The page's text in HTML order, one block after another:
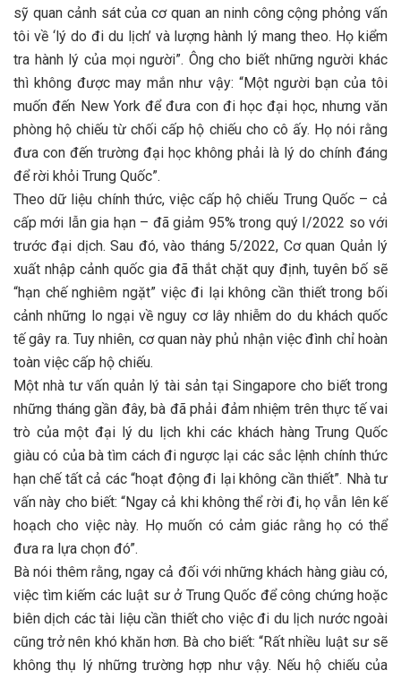
sỹ quan cảnh sát của cơ quan an ninh công cộng phỏng vấn
tôi về ‘lý do đi du lịch’ và lượng hành lý mang theo. Họ kiểm
tra hành lý của mọi người”. Ông cho biết những người khác
thì không được may mắn như vậy: “Một người bạn của tôi
muốn đến New York để đưa con đi học đại học, nhưng văn
phòng hộ chiếu từ chối cấp hộ chiếu cho cô ấy. Họ nói rằng
đưa con đến trường đại học không phải là lý do chính đáng
để rời khỏi Trung Quốc”.
Theo dữ liệu chính thức, việc cấp hộ chiếu Trung Quốc – cả
cấp mới lẫn gia hạn – đã giảm 95% trong quý I/2022 so với
trước đại dịch. Sau đó, vào tháng 5/2022, Cơ quan Quản lý
xuất nhập cảnh quốc gia đã thắt chặt quy định, tuyên bố sẽ
“hạn chế nghiêm ngặt” việc đi lại không cần thiết trong bối
cảnh những lo ngại về nguy cơ lây nhiễm do du khách quốc
tế gây ra. Tuy nhiên, cơ quan này phủ nhận việc đình chỉ hoàn
toàn việc cấp hộ chiếu.
Một nhà tư vấn quản lý tài sản tại Singapore cho biết trong
những tháng gần đây, bà đã phải đảm nhiệm trên thực tế vai
trò của một đại lý du lịch khi các khách hàng Trung Quốc
giàu có của bà tìm cách đi ngược lại các sắc lệnh chính thức
hạn chế tất cả các “hoạt động đi lại không cần thiết”. Nhà tư
vấn này cho biết: “Ngay cả khi không thể rời đi, họ vẫn lên kế
hoạch cho việc này. Họ muốn có cảm giác rằng họ có thể
đưa ra lựa chọn đó”.
Bà nói thêm rằng, ngay cả đối với những khách hàng giàu có,
việc tìm kiếm các luật sư ở Trung Quốc để công chứng hoặc
biên dịch các tài liệu cần thiết cho việc đi du lịch nước ngoài
cũng trở nên khó khăn hơn. Bà cho biết: “Rất nhiều luật sư sẽ
không thụ lý những trường hợp như vậy. Nếu hộ chiếu của